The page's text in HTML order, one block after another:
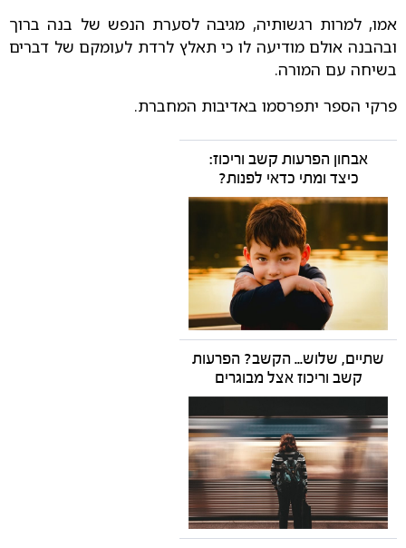
אמו, למרות רגשותיה, מגיבה לסערת הנפש של בנה ברוך
ובהבנה אולם מודיעה לו כי תאלץ לרדת לעומקם של דברים
בשיחה עם המורה.
פרקי הספר יתפרסמו באדיבות המחברת.
אבחון הפרעות קשב וריכוז:
כיצד ומתי כדאי לפנות?
שתיים, שלוש... הקשב? הפרעות
קשב וריכוז אצל מבוגרים